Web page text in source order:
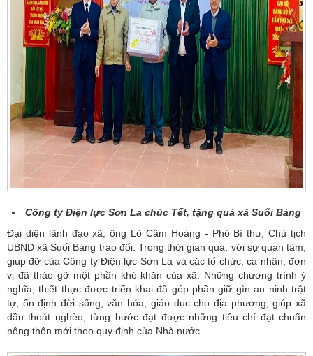
Công ty Điện lực Sơn La chúc Tết, tặng quà xã Suối Bàng
Đại diện lãnh đạo xã, ông Lò Cầm Hoàng - Phó Bí thư, Chủ tịch
UBND xã Suối Bàng trao đổi: Trong thời gian qua, với sự quan tâm,
giúp đỡ của Công ty Điện lực Sơn La và các tổ chức, cá nhân, đơn
vị đã tháo gỡ một phần khó khăn của xã. Những chương trình ý
nghĩa, thiết thực được triển khai đã góp phần giữ gìn an ninh trật
tự, ổn định đời sống, văn hóa, giáo dục cho địa phương, giúp xã
dần thoát nghèo, từng bước đạt được những tiêu chí đạt chuẩn
nông thôn mới theo quy định của Nhà nước.